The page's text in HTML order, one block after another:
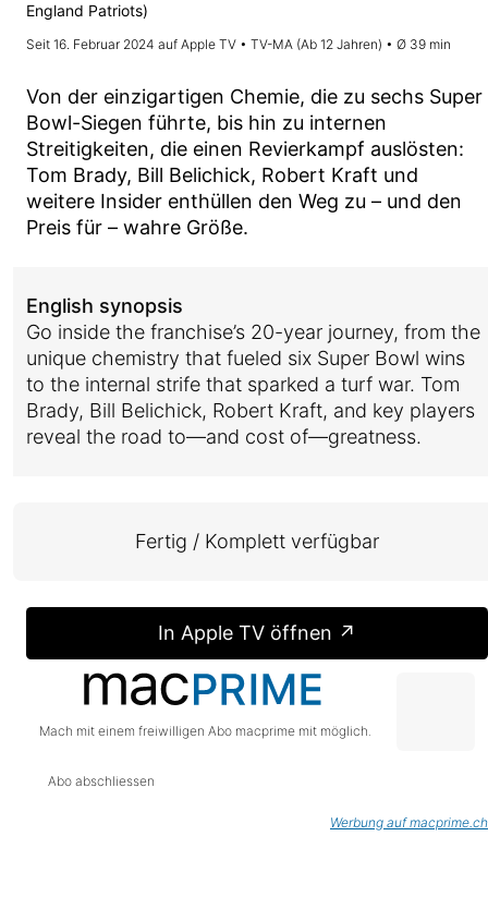
England Patriots)
Seit 16. Februar 2024 auf Apple TV • TV-MA (Ab 12 Jahren) • Ø 39 min
Von der einzigartigen Chemie, die zu sechs Super
Bowl-Siegen führte, bis hin zu internen
Streitigkeiten, die einen Revierkampf auslösten:
Tom Brady, Bill Belichick, Robert Kraft und
weitere Insider enthüllen den Weg zu – und den
Preis für – wahre Größe.
English synopsis
Go inside the franchise’s 20-year journey, from the
unique chemistry that fueled six Super Bowl wins
to the internal strife that sparked a turf war. Tom
Brady, Bill Belichick, Robert Kraft, and key players
reveal the road to—and cost of—greatness.
Fertig / Komplett verfügbar
In Apple TV öffnen ↗
Mach mit einem freiwilligen Abo macprime mit möglich.
Abo abschliessen
Werbung auf macprime.ch